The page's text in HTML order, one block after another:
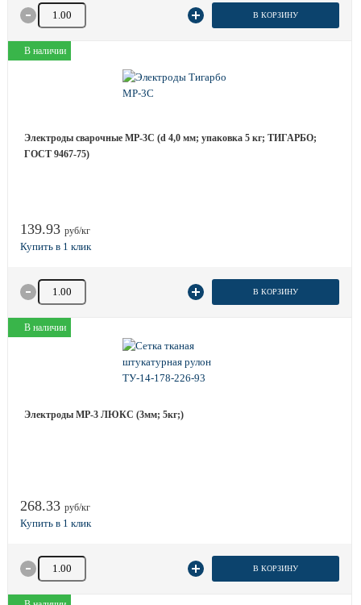
Количество товара В КОРЗИНУ
В наличии
Электроды сварочные МР-3С (d 4,0 мм; упаковка 5 кг; ТИГАРБО;
ГОСТ 9467-75)
139.93 руб/кг
Количество товара В КОРЗИНУ
В наличии
Электроды МР-3 ЛЮКС (3мм; 5кг;)
268.33 руб/кг
Количество товара В КОРЗИНУ